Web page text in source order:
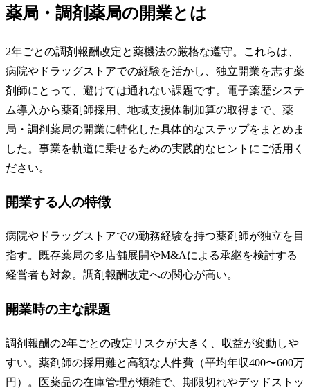
薬局・調剤薬局の開業とは
2年ごとの調剤報酬改定と薬機法の厳格な遵守。これらは、
病院やドラッグストアでの経験を活かし、独立開業を志す薬
剤師にとって、避けては通れない課題です。電子薬歴システ
ム導入から薬剤師採用、地域支援体制加算の取得まで、薬
局・調剤薬局の開業に特化した具体的なステップをまとめま
した。事業を軌道に乗せるための実践的なヒントにご活用く
ださい。
開業する人の特徴
病院やドラッグストアでの勤務経験を持つ薬剤師が独立を目
指す。既存薬局の多店舗展開やM&Aによる承継を検討する
経営者も対象。調剤報酬改定への関心が高い。
開業時の主な課題
調剤報酬の2年ごとの改定リスクが大きく、収益が変動しや
すい。薬剤師の採用難と高額な人件費（平均年収400〜600万
円）。医薬品の在庫管理が煩雑で、期限切れやデッドストッ